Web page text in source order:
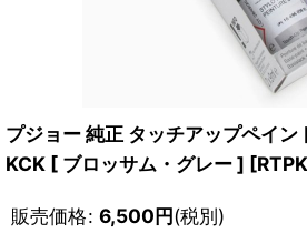
プジョー 純正 タッチアップペイン
KCK [ ブロッサム・グレー ] [
販売価格: 6,500円(税別)